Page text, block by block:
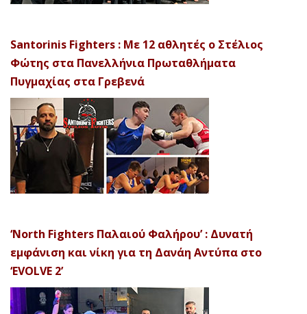
Santorinis Fighters : Με 12 αθλητές ο Στέλιος
Φώτης στα Πανελλήνια Πρωταθλήματα
Πυγμαχίας στα Γρεβενά
‘North Fighters Παλαιού Φαλήρου’ : Δυνατή
εμφάνιση και νίκη για τη Δανάη Αντύπα στο
‘EVOLVE 2’